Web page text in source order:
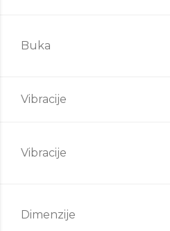
Buka
Vibracije
Vibracije
Dimenzije